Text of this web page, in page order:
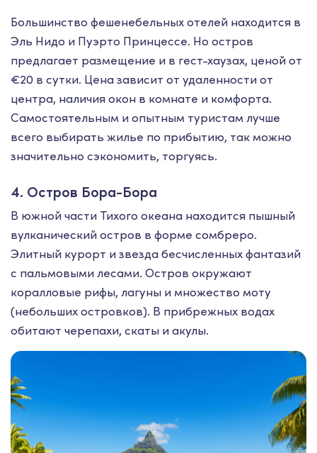
Большинство фешенебельных отелей находится в
Эль Нидо и Пуэрто Принцессе. Но остров
предлагает размещение и в гест-хаузах, ценой от
€20 в сутки. Цена зависит от удаленности от
центра, наличия окон в комнате и комфорта.
Самостоятельным и опытным туристам лучше
всего выбирать жилье по прибытию, так можно
значительно сэкономить, торгуясь.
4. Остров Бора-Бора
В южной части Тихого океана находится пышный
вулканический остров в форме сомбреро.
Элитный курорт и звезда бесчисленных фантазий
с пальмовыми лесами. Остров окружают
коралловые рифы, лагуны и множество моту
(небольших островков). В прибрежных водах
обитают черепахи, скаты и акулы.